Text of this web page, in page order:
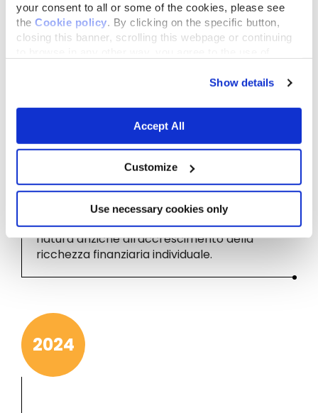
your consent to all or some of the cookies, please see
the Cookie policy. By clicking on the specific button,
closing this banner, scrolling this webpage or continuing
Show details
Accept All
Customize
Use necessary cookies only
Reintegration Economy
Il modello economico costituito da una
Fondazione che possiede il 100% di una
azienda viene ufficialmente denominato
Reintegration Economy:reintegrare il
valore aggiunto creato dalle attività
economiche (dedotti i costi e le tasse) alla
natura anziché all'accrescimento della
ricchezza finanziaria individuale.
2024